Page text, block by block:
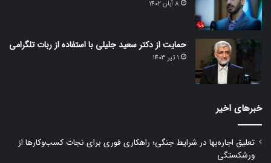
8 آبان 1402
حمایت از دکتر سعید جلیلی با استفاده از ربات تلگرامی
1 تیر 1403
خبرهای اخیر
تعلیق اجاره‌بها در شرایط جنگی؛ راهکاری فوری برای نجات کسب‌وکارها از
ورشکستگی